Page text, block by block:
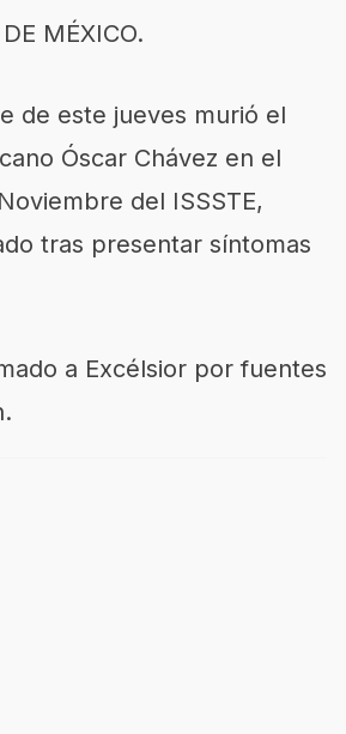
MÉXICO.
de este jueves murió el
Óscar Chávez en el
del ISSSTE,
tras presentar síntomas
a Excélsior por fuentes